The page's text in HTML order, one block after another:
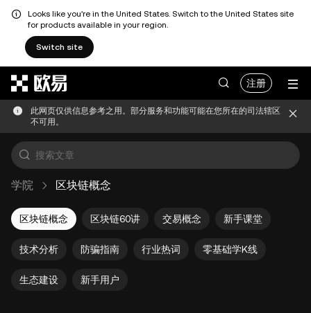
Looks like you're in the United States. Switch to the United States site
for products available in your region.
Switch site
注册
此网页仅供信息参考之用。部分服务和功能可能在您所在的司法辖区
不可用。
学院 区块链概念
区块链概念 区块链60讲 交易概念 新手课堂
技术分析 防骗指南 行业热词 零基础学K线
生态建设 新手用户